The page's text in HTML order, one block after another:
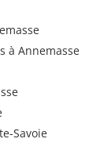
à Annemasse
Savoie